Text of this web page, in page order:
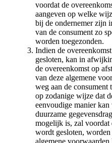
voordat de
aangeven op welke
bij de ondernemer zijn
van de consument zo
worden toegezonden.
Indien de
gesloten, kan in
de overeenkomst op
van deze algemene
weg aan de consument
op zodanige wijze dat
eenvoudige manier kan
duurzame
mogelijk is, zal voordat
wordt gesloten,